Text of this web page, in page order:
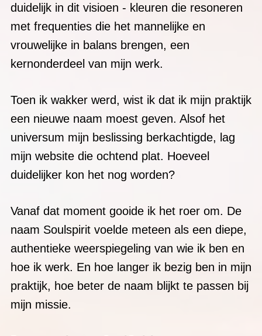
kernonderdeel van mijn werk.
Toen ik wakker werd, wist ik dat ik mijn praktijk
een nieuwe naam moest geven. Alsof het
universum mijn beslissing berkachtigde, lag
mijn website die ochtend plat. Hoeveel
duidelijker kon het nog worden?
Vanaf dat moment gooide ik het roer om. De
naam Soulspirit voelde meteen als een diepe,
authentieke weerspiegeling van wie ik ben en
hoe ik werk. En hoe langer ik bezig ben in mijn
praktijk, hoe beter de naam blijkt te passen bij
mijn missie.